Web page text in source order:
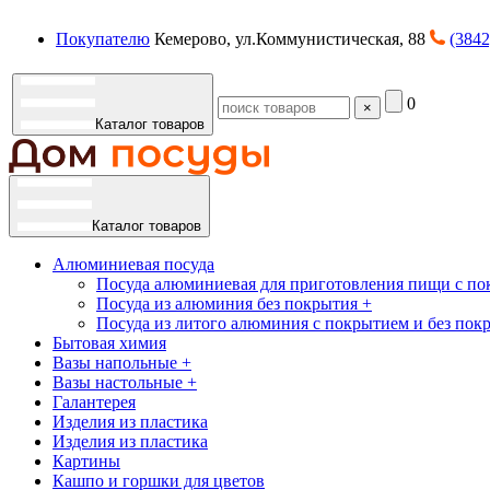
Покупателю Кемерово, ул.Коммунистическая, 88
Каталог товаров
× 0
Каталог товаров
Алюминиевая посуда
Посуда алюминиевая для приготовления пищи с
Посуда из алюминия без покрытия +
Посуда из литого алюминия с покрытием и без
Бытовая химия
Вазы напольные +
Вазы настольные +
Галантерея
Изделия из пластика
Изделия из пластика
Картины
Кашпо и горшки для цветов